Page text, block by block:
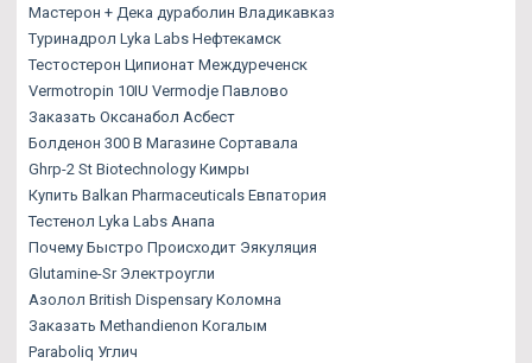
Мастерон + Дека дураболин Владикавказ
Туринадрол Lyka Labs Нефтекамск
Тестостерон Ципионат Междуреченск
Vermotropin 10IU Vermodje Павлово
Заказать Оксанабол Асбест
Болденон 300 В Магазине Сортавала
Ghrp-2 St Biotechnology Кимры
Купить Balkan Pharmaceuticals Евпатория
Тестенол Lyka Labs Анапа
Почему Быстро Происходит Эякуляция
Glutamine-Sr Электроугли
Азолол British Dispensary Коломна
Заказать Methandienon Когалым
Paraboliq Углич